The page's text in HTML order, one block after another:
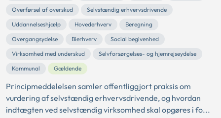
Overførsel af overskud
Selvstændig erhvervsdrivende
Uddannelseshjælp
Hovederhverv
Beregning
Overgangsydelse
Bierhverv
Social begivenhed
Virksomhed med underskud
Selvforsørgelses- og hjemrejseydelse
Kommunal
Gældende
Principmeddelelsen samler offentliggjort praksis om
vurdering af selvstændig erhvervsdrivende, og hvordan
indtægten ved selvstændig virksomhed skal opgøres i fo...